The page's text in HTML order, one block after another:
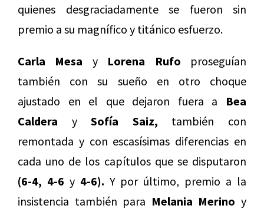
quienes desgraciadamente se fueron sin
premio a su magnífico y titánico esfuerzo.
Carla Mesa y Lorena Rufo proseguían
también con su sueño en otro choque
ajustado en el que dejaron fuera a Bea
Caldera ySofía Saiz, también con
remontada y con escasísimas diferencias en
cada uno de los capítulos que se disputaron
(6-4, 4-6 y 4-6). Y por último, premio a la
insistencia también para Melania Merino y